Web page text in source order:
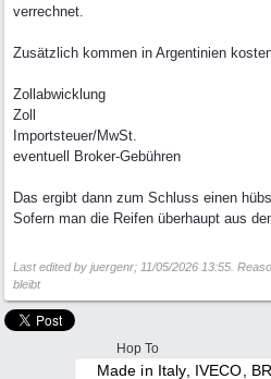
verrechnet.
Zusätzlich kommen in Argentinien
Zollabwicklung
Zoll
Importsteuer/MwSt.
eventuell Broker-Gebühren
Das ergibt dann zum Schluss einen
Sofern man die Reifen überhaupt aus
Last edited by juergenr; 11/05/2026 13:55 .
bleibt
Hop To